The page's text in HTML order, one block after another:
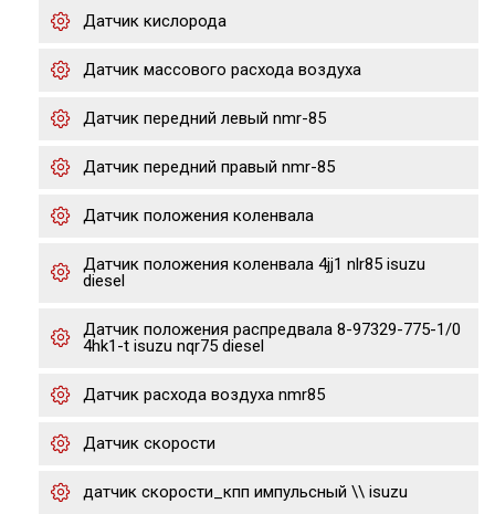
Датчик кислорода
Датчик массового расхода воздуха
Датчик передний левый nmr-85
Датчик передний правый nmr-85
Датчик положения коленвала
Датчик положения коленвала 4jj1 nlr85 isuzu
diesel
Датчик положения распредвала 8-97329-775-1/0
4hk1-t isuzu nqr75 diesel
Датчик расхода воздуха nmr85
Датчик скорости
датчик скорости_кпп импульсный \\ isuzu